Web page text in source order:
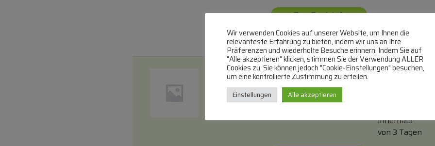
Zum Produkt
In den Warenkorb
Nx5776 Kabellose
Türklingelmit
Batterien Mobilmit
Akustischemund
PEARL
innerhalb
von 3 Tagen
Wir verwenden Cookies auf unserer Website, um Ihnen die
relevanteste Erfahrung zu bieten, indem wir uns an Ihre
Präferenzen und wiederholte Besuche erinnern. Indem Sie auf
"Alle akzeptieren" klicken, stimmen Sie der Verwendung ALLER
Cookies zu. Sie können jedoch "Cookie-Einstellungen" besuchen,
um eine kontrollierte Zustimmung zu erteilen.
Einstellungen Alle akzeptieren